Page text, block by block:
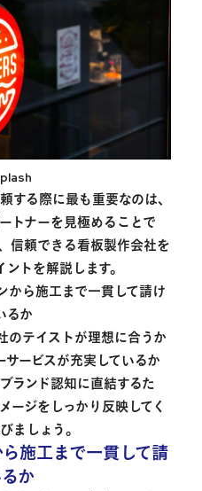
する際に最も重要なのは、
トナーを見極めることで
信頼できる看板製作会社を
トを解説します。
から施工まで一貫して請け
るか
のテイストが理想に合うか
サービスが充実しているか
ランド認知に直結するた
ージをしっかり反映してく
ましょう。
施工まで一貫して請
か